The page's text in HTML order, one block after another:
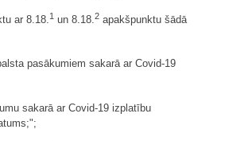
ar 8.18.1 un 8.18.2 apakšpunktu šādā
pasākumiem sakarā ar Covid-19
sakarā ar Covid-19 izplatību